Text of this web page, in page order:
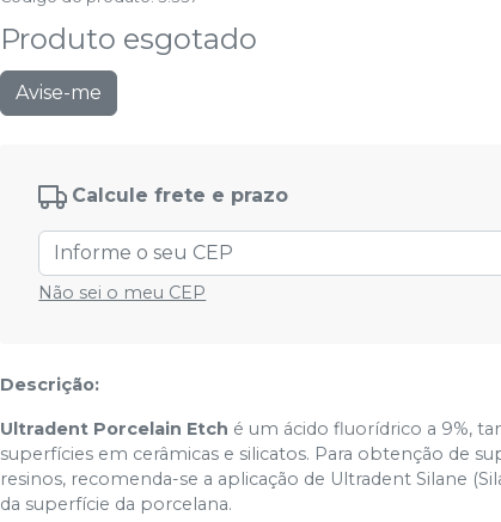
Produto esgotado
Avise-me
Calcule frete e prazo
Não sei o meu CEP
Descrição:
Ultradent Porcelain Etch é um ácido fluorídrico a 9%,
superfícies em cerâmicas e silicatos. Para obtenção de
resinos, recomenda-se a aplicação de Ultradent Silane
da superfície da porcelana.